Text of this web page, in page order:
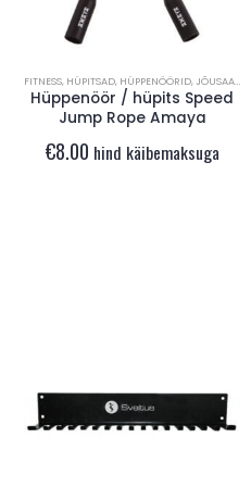
TREENINGINVENTAR
FITNESS, HÜPITSAD, HÜPPENÖÖRID,JÕUSAAL ,
Hüppenöör / hüpits Speed
Jump Rope Amaya
€8.00 hind käibemaksuga